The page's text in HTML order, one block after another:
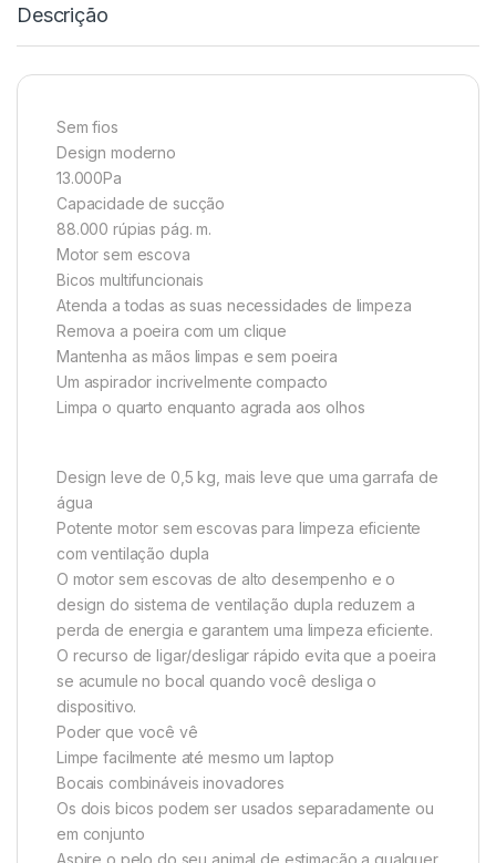
Descrição
Sem fios
Design moderno
13.000Pa
Capacidade de sucção
88.000 rúpias pág. m.
Motor sem escova
Bicos multifuncionais
Atenda a todas as suas necessidades de limpeza
Remova a poeira com um clique
Mantenha as mãos limpas e sem poeira
Um aspirador incrivelmente compacto
Limpa o quarto enquanto agrada aos olhos
Design leve de 0,5 kg, mais leve que uma garrafa de
água
Potente motor sem escovas para limpeza eficiente
com ventilação dupla
O motor sem escovas de alto desempenho e o
design do sistema de ventilação dupla reduzem a
perda de energia e garantem uma limpeza eficiente.
O recurso de ligar/desligar rápido evita que a poeira
se acumule no bocal quando você desliga o
dispositivo.
Poder que você vê
Limpe facilmente até mesmo um laptop
Bocais combináveis ​​inovadores
Os dois bicos podem ser usados ​​separadamente ou
em conjunto
Aspire o pelo do seu animal de estimação a qualquer